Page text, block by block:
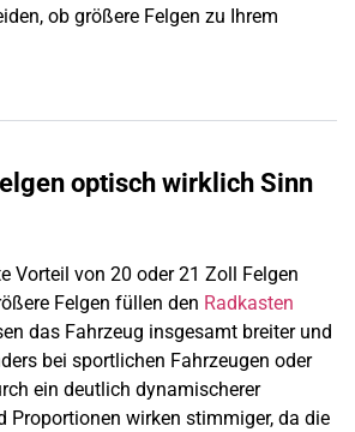
ob größere Felgen zu Ihrem
optisch wirklich Sinn
Vorteil von 20 oder 21 Zoll Felgen
Felgen füllen den Radkasten
das Fahrzeug insgesamt breiter und
bei sportlichen Fahrzeugen oder
ein deutlich dynamischerer
Proportionen wirken stimmiger, da die